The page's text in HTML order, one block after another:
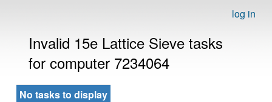
log in
Invalid 15e Lattice Sieve tasks
for computer 7234064
No tasks to display